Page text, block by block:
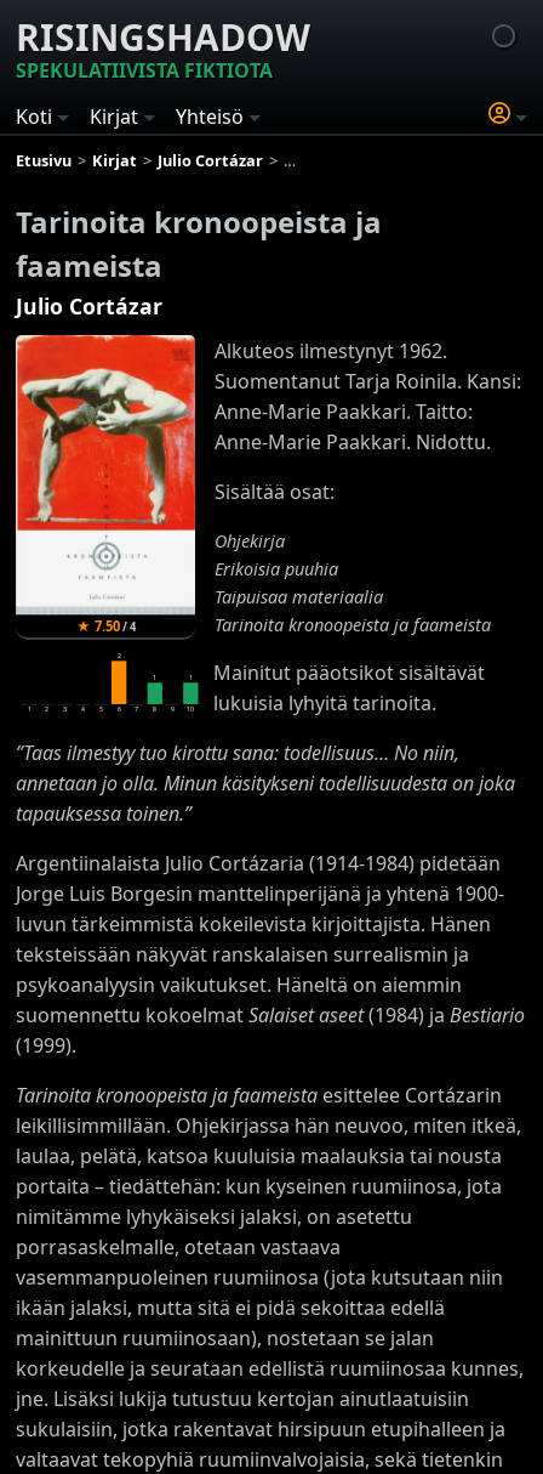
RISINGSHADOW
SPEKULATIIVISTA FIKTIOTA
Koti
Kirjat Yhteisö
Etusivu Kirjat Julio Cortázar Tarinoita kronoopeista ja faameista
Tarinoita kronoopeista ja
faameista
Julio Cortázar
★ 7.50/4
1 2 3 4 5
2
6 7
1
8 9
1
10
Alkuteos ilmestynyt 1962.
Suomentanut Tarja Roinila. Kansi:
Anne-Marie Paakkari. Taitto:
Anne-Marie Paakkari. Nidottu.
Sisältää osat:
Ohjekirja
Erikoisia puuhia
Taipuisaa materiaalia
Tarinoita kronoopeista ja faameista
Mainitut pääotsikot sisältävät
lukuisia lyhyitä tarinoita.
”Taas ilmestyy tuo kirottu sana: todellisuus… No niin,
annetaan jo olla. Minun käsitykseni todellisuudesta on joka
tapauksessa toinen.”
Argentiinalaista Julio Cortázaria (1914-1984) pidetään
Jorge Luis Borgesin manttelinperijänä ja yhtenä 1900-
luvun tärkeimmistä kokeilevista kirjoittajista. Hänen
teksteissään näkyvät ranskalaisen surrealismin ja
psykoanalyysin vaikutukset. Häneltä on aiemmin
suomennettu kokoelmatSalaiset aseet(1984) jaBestiario
(1999).
Tarinoita kronoopeista ja faameista esittelee Cortázarin
leikillisimmillään. Ohjekirjassa hän neuvoo, miten itkeä,
laulaa, pelätä, katsoa kuuluisia maalauksia tai nousta
portaita – tiedättehän: kun kyseinen ruumiinosa, jota
nimitämme lyhykäiseksi jalaksi, on asetettu
porrasaskelmalle, otetaan vastaava
vasemmanpuoleinen ruumiinosa (jota kutsutaan niin
ikään jalaksi, mutta sitä ei pidä sekoittaa edellä
mainittuun ruumiinosaan), nostetaan se jalan
korkeudelle ja seurataan edellistä ruumiinosaa kunnes,
jne. Lisäksi lukija tutustuu kertojan ainutlaatuisiin
sukulaisiin, jotka rakentavat hirsipuun etupihalleen ja
valtaavat tekopyhiä ruumiinvalvojaisia, sekä tietenkin